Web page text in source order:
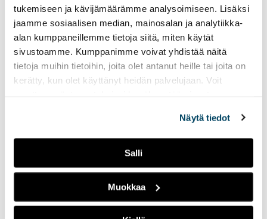
tukemiseen ja kävijämäärämme analysoimiseen. Lisäksi
jaamme sosiaalisen median, mainosalan ja analytiikka-
alan kumppaneillemme tietoja siitä, miten käytät
sivustoamme. Kumppanimme voivat yhdistää näitä
tietoja muihin tietoihin, joita olet antanut heille tai joita on
kerätty, kun olet käyttänyt heidän palvelujaan. Voit
Näytä tiedot
Salli
Muokkaa
Viranomaiset voimattomia
Koska läpiajo huoltoasemilla on harvoin kielletty, ei poliisi
voi asialle juuri mitään. YlikonstaapeliSimo Savioja
Lounais-Suomen poliisista korostaa kuskien vastuuta:
”Kuskit ottavat oikomisessa tietoisen riskin ja luulevat,
että se on sen arvoista. Harvoin se kuitenkaan oikeasti
nopeuttaa. Typerää touhua.”
”Se on oikojissa todella ikävä piirre, että nopeus sen kuin
pitäisi hidastua”, Savioja jatkaa.
Turun kaupungin liikennesuunnitteluteknikko
Knaapinmukaan oikominen ei ole kovin suuri ongelma.
Liikennesuunnittelulla ei voida yksityisen piha-alueen
läpiajoon vaikuttaa.